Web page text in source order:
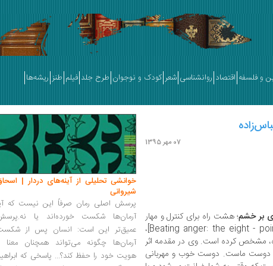
و فلسفه اقتصاد روانشناسی شعر کودک و نوجوان طرح جلد فیلم طنز ریشه‌ها
07 مهر 1395
بر خشم؛ هشت راه برای کنترل و مهار
خشم» [Beating anger: the eight - point plan for coping with rage]،
مشخص کرده است. وی در مقدمه اثر
دوست ماست. دوست خوب و مهربانی
خوانشی تحلیلی از آینه‌های دردار |
شیروانی
پرسش اصلی رمان صرفاً این نیست که
آرمان‌ها شکست خورده‌اند یا
عمیق‌تر این است: انسان پس از
آرمان‌ها چگونه می‌تواند همچنان معنا
هویت خود را حفظ کند؟... پاسخی که